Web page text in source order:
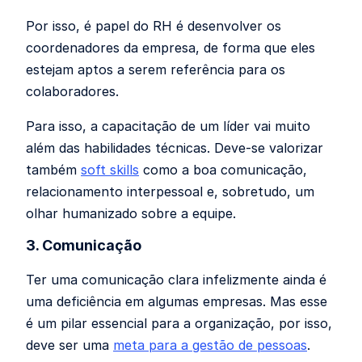
Por isso, é papel do RH é desenvolver os
coordenadores da empresa, de forma que eles
estejam aptos a serem referência para os
colaboradores.
Para isso, a capacitação de um líder vai muito
além das habilidades técnicas. Deve-se valorizar
também soft skills como a boa comunicação,
relacionamento interpessoal e, sobretudo, um
olhar humanizado sobre a equipe.
3. Comunicação
Ter uma comunicação clara infelizmente ainda é
uma deficiência em algumas empresas. Mas esse
é um pilar essencial para a organização, por isso,
deve ser uma meta para a gestão de pessoas.